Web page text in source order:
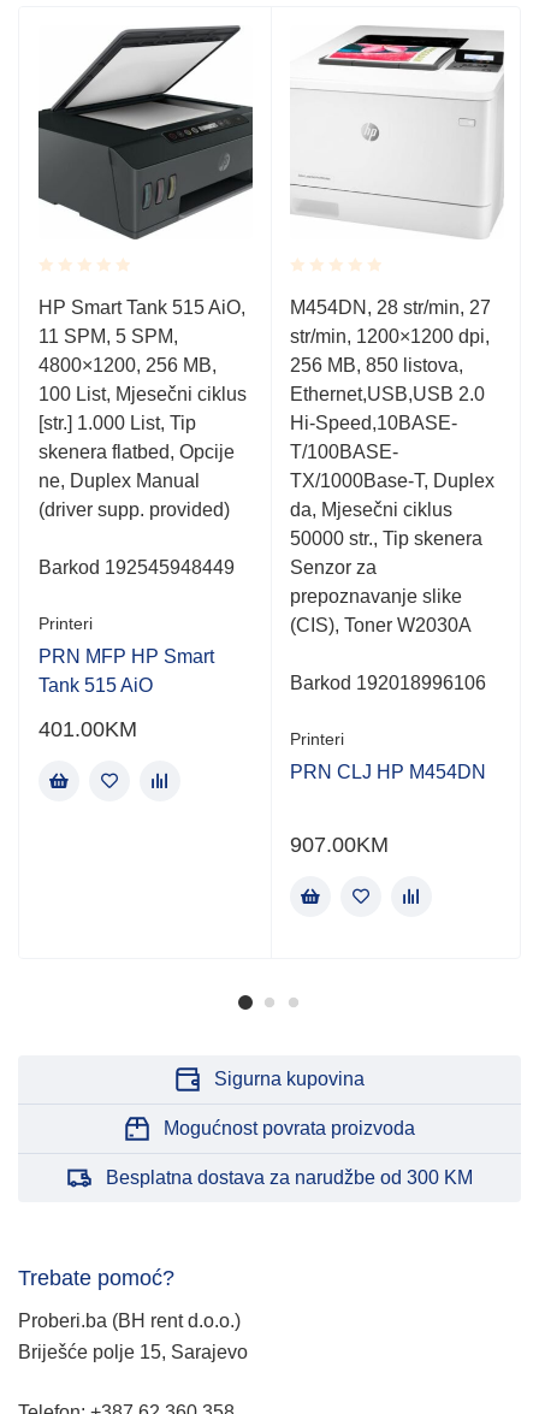
Rated
0.001
out
of
5
HP Smart Tank 515 AiO,
11 SPM, 5 SPM,
4800×1200, 256 MB,
100 List, Mjesečni ciklus
[str.] 1.000 List, Tip
skenera flatbed, Opcije
ne, Duplex Manual
(driver supp. provided)
Barkod 192545948449
Printeri
PRN MFP HP Smart
Tank 515 AiO
401.00KM
Rated
0.001
out
of
5
M454DN, 28 str/min, 27
str/min, 1200×1200 dpi,
256 MB, 850 listova,
Ethernet,USB,USB 2.0
Hi-Speed,10BASE-
T/100BASE-
TX/1000Base-T, Duplex
da, Mjesečni ciklus
50000 str., Tip skenera
Senzor za
prepoznavanje slike
(CIS), Toner W2030A
Barkod 192018996106
Printeri
PRN CLJ HP M454DN
907.00KM
Sigurna kupovina
Mogućnost povrata proizvoda
Besplatna dostava za narudžbe od 300 KM
Trebate pomoć?
Proberi.ba (BH rent d.o.o.)
Briješće polje 15, Sarajevo